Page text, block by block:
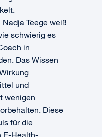
Teege weiß
schwierig es
in
Das Wissen
und
wenigen
Diese
für die
E-Health-